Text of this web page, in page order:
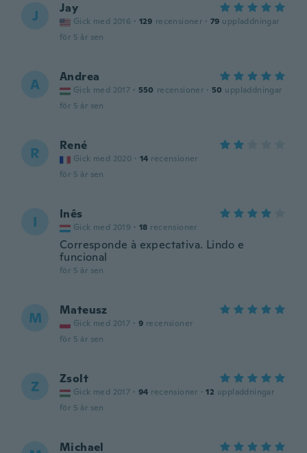
J Jay
Gick med 2016 · 129 recensioner · 79 uppladdningar
för 5 år sen
A Andrea
Gick med 2017 · 550 recensioner · 50 uppladdningar
för 5 år sen
R René
Gick med 2020 · 14 recensioner
för 5 år sen
I Inês
Gick med 2019 · 18 recensioner
Corresponde à expectativa. Lindo e
funcional
för 5 år sen
M Mateusz
Gick med 2017 · 9 recensioner
för 5 år sen
Z Zsolt
Gick med 2017 · 94 recensioner · 12 uppladdningar
för 5 år sen
Michael